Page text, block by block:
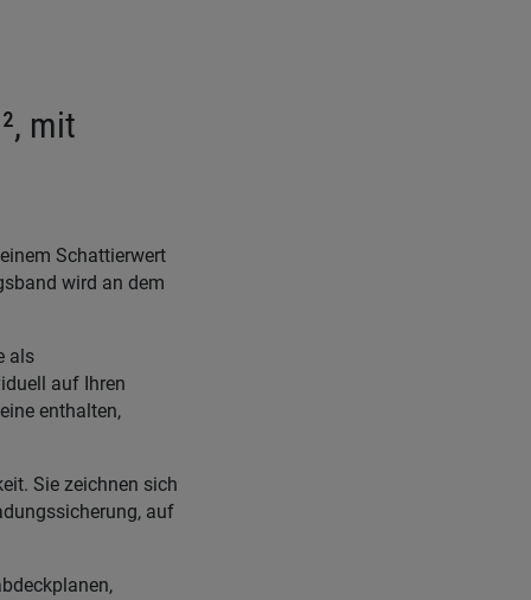
mit
Schattierwert
wird an dem
als
auf Ihren
enthalten,
Sie zeichnen sich
auf